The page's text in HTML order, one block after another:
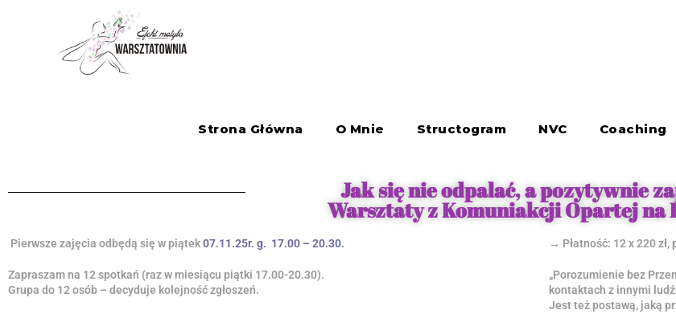
Strona Główna O Mnie Structogram NVC Coaching
Jak się nie odpalać, a pozytywnie
Warsztaty z Komuniakcji Opartej na
Pierwsze zajęcia odbędą się w piątek07.11.25r. g. 17.00 – 20.30.
Zapraszam na 12 spotkań (raz w miesiącu piątki 17.00-20.30).
Grupa do 12 osób – decyduje kolejność zgłoszeń.
→ Płatność: 12 x 220
„Porozumienie bez
kontaktach z innymi
Jest też postawą, jaką